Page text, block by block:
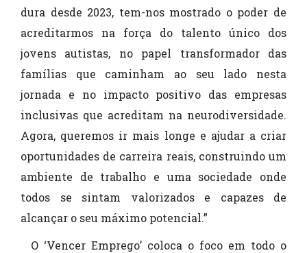
dura desde 2023, tem-nos mostrado o poder de
acreditarmos na força do talento único dos
jovens autistas, no papel transformador das
famílias que caminham ao seu lado nesta
jornada e no impacto positivo das empresas
inclusivas que acreditam na neurodiversidade.
Agora, queremos ir mais longe e ajudar a criar
oportunidades de carreira reais, construindo um
ambiente de trabalho e uma sociedade onde
todos se sintam valorizados e capazes de
alcançar o seu máximo potencial.”
O ‘Vencer Emprego’ coloca o foco em todo o